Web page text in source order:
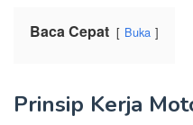
Baca Cepat Buka
Prinsip Kerja